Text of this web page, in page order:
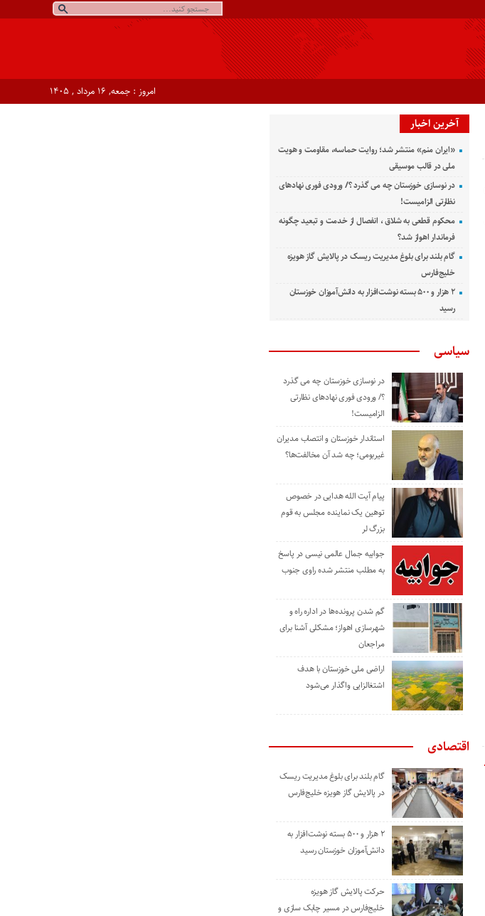
امروز : جمعه, ۱۶ مرداد , ۱۴۰۵
آخرین اخبار
«ایران منم» منتشر شد؛ روایت حماسه، مقاومت و هویت
ملی در قالب موسیقی
در نوسازی خوزستان چه می گذرد ؟/ ورودی فوری نهادهای
نظارتی الزامیست!
محکوم قطعی به شلاق ، انفصال از خدمت و تبعید چگونه
فرماندار اهواز شد؟
گام بلند برای بلوغ مدیریت ریسک در پالایش گاز هویزه
خلیج‌فارس
۲ هزار و ۵۰۰ بسته نوشت‌افزار به دانش‌آموزان خوزستان
رسید
سیاسی
در نوسازی خوزستان چه می گذرد
؟/ ورودی فوری نهادهای نظارتی
الزامیست!
استاندار خوزستان و انتصاب مدیران
غیربومی؛ چه شد آن مخالفت‌ها؟
پیام آیت الله هدایی در خصوص
توهین یک نماینده مجلس به قوم
بزرگ لر
جوابیه جمال عالمی نیسی در پاسخ
به مطلب منتشر شده راوی جنوب
گم شدن پرونده‌ها در اداره راه و
شهرسازی اهواز؛ مشکلی آشنا برای
مراجعان
اراضی ملی خوزستان با هدف
اشتغالزایی واگذار می‌شود
اقتصادی
گام بلند برای بلوغ مدیریت ریسک
در پالایش گاز هویزه خلیج‌فارس
۲ هزار و ۵۰۰ بسته نوشت‌افزار به
دانش‌آموزان خوزستان رسید
حرکت پالایش گاز هویزه
خلیج‌فارس در مسیر چابک سازی و